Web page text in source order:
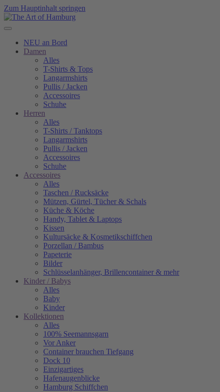
Zum Hauptinhalt springen
NEU an Bord
Damen
Alles
T-Shirts & Tops
Langarmshirts
Pullis / Jacken
Accessoires
Schuhe
Herren
Alles
T-Shirts / Tanktops
Langarmshirts
Pullis / Jacken
Accessoires
Schuhe
Accessoires
Alles
Taschen / Rucksäcke
Mützen, Gürtel, Tücher & Schals
Küche & Köche
Handy, Tablet & Laptops
Kissen
Kultursäcke & Kosmetikschiffchen
Porzellan / Bambus
Papeterie
Bilder
Schlüsselanhänger, Brillencontainer & mehr
Kinder / Babys
Alles
Baby
Kinder
Kollektionen
Alles
100% Seemannsgarn
Vor Anker
Container brauchen Tiefgang
Dock 10
Einzigartiges
Hafenaugen­blicke
Hamburg Schiffchen